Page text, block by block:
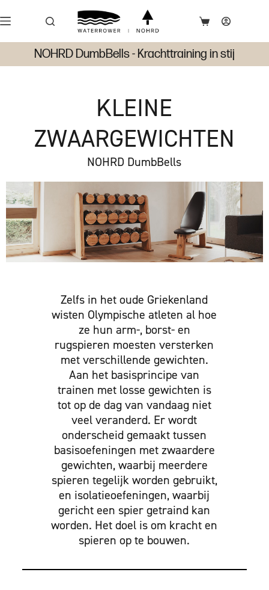
NOHRD DumbBells - Krachttraining in stij
KLEINE
ZWAARGEWICHTEN
NOHRD DumbBells
Zelfs in het oude Griekenland
wisten Olympische atleten al hoe
ze hun arm-, borst- en
rugspieren moesten versterken
met verschillende gewichten.
Aan het basisprincipe van
trainen met losse gewichten is
tot op de dag van vandaag niet
veel veranderd. Er wordt
onderscheid gemaakt tussen
basisoefeningen met zwaardere
gewichten, waarbij meerdere
spieren tegelijk worden gebruikt,
en isolatieoefeningen, waarbij
gericht een spier getraind kan
worden. Het doel is om kracht en
spieren op te bouwen.